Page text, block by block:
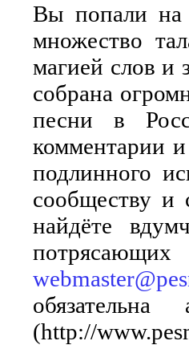
Вы попали на
множество
магией слов и
собрана
песни в
комментарии
подлинного
сообществу и
найдёте
потрясающих
(http://